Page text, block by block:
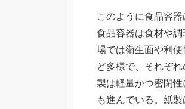
このように食品容
食品容器は食材や
場では衛生面や利
ど多様で、それぞ
製は軽量かつ密閉
も進んでいる。紙